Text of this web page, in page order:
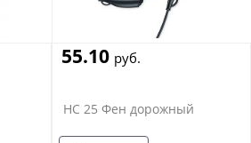
55.10 руб.
HC 25 Фен дорожный